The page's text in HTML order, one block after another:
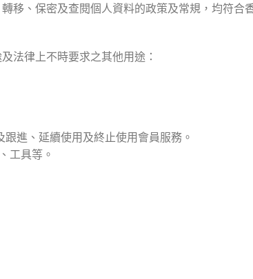
移、保密及查閱個人資料的政策及常規，均符合
法律上不時要求之其他用途：
進、延續使用及終止使用會員服務。
工具等。